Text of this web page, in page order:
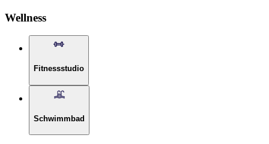
Wellness
Fitnessstudio
Schwimmbad